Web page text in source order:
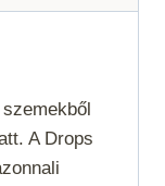
A Drops